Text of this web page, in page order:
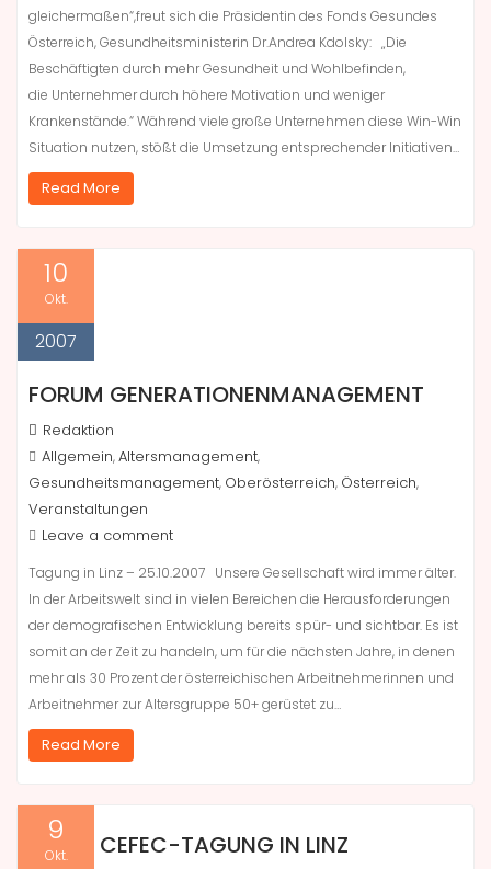
gleichermaßen“,freut sich die Präsidentin des Fonds Gesundes
Österreich, Gesundheitsministerin Dr.Andrea Kdolsky: „Die
Beschäftigten durch mehr Gesundheit und Wohlbefinden,
die Unternehmer durch höhere Motivation und weniger
Krankenstände.“ Während viele große Unternehmen diese Win-Win
Situation nutzen, stößt die Umsetzung entsprechender Initiativen…
Read More
10
Okt.
2007
FORUM GENERATIONENMANAGEMENT
Redaktion
Allgemein,Altersmanagement,
Gesundheitsmanagement, Oberösterreich, Österreich,
Veranstaltungen
Leave a comment
Tagung in Linz – 25.10.2007 Unsere Gesellschaft wird immer älter.
In der Arbeitswelt sind in vielen Bereichen die Herausforderungen
der demografischen Entwicklung bereits spür- und sichtbar. Es ist
somit an der Zeit zu handeln, um für die nächsten Jahre, in denen
mehr als 30 Prozent der österreichischen Arbeitnehmerinnen und
Arbeitnehmer zur Altersgruppe 50+ gerüstet zu…
Read More
9
Okt. CEFEC-TAGUNG IN LINZ